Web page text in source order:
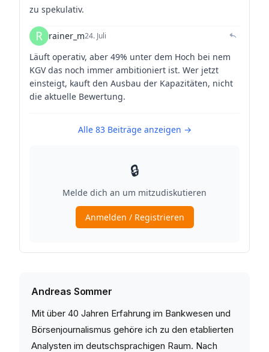
Andreas Sommer
Mit über 40 Jahren Erfahrung im Bankwesen und
Börsenjournalismus gehöre ich zu den etablierten
Analysten im deutschsprachigen Raum. Nach